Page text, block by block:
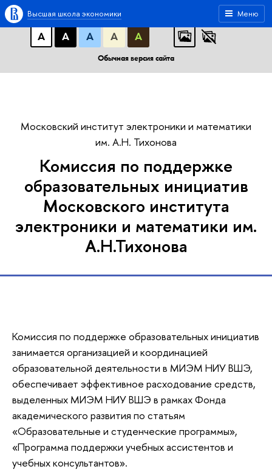
A A A АБВ
АБВ
А
А А А А
Обычная версия сайта
Меню
Высшая школа экономики
Московский институт электроники и математики
им. А.Н. Тихонова
Комиссия по поддержке
образовательных инициатив
Московского института
электроники и математики им.
А.Н.Тихонова
Комиссия по поддержке образовательных инициатив
занимается организацией и координацией
образовательной деятельности в МИЭМ НИУ ВШЭ,
обеспечивает эффективное расходование средств,
выделенных МИЭМ НИУ ВШЭ в рамках Фонда
академического развития по статьям
«Образовательные и студенческие программы»,
«Программа поддержки учебных ассистентов и
учебных консультантов».